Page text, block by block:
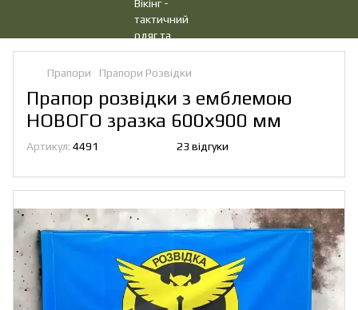
Прапори Прапори Розвідки
Прапор розвідки з емблемою
НОВОГО зразка 600х900 мм
Артикул: 4491 23 відгуки